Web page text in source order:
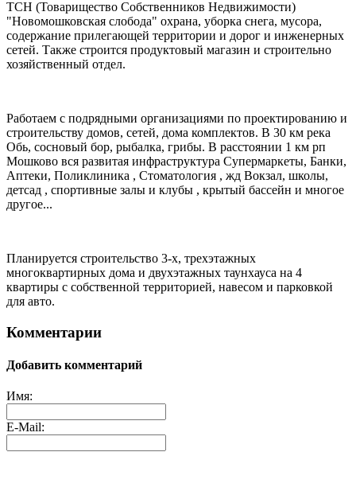
ТСН (Товарищество Собственников Недвижимости)
"Новомошковская слобода" охрана, уборка снега, мусора,
содержание прилегающей территории и дорог и инженерных
сетей. Также строится продуктовый магазин и строительно
хозяйственный отдел.
Работаем с подрядными организациями по проектированию и
строительству домов, сетей, дома комплектов. В 30 км река
Обь, сосновый бор, рыбалка, грибы. В расстоянии 1 км рп
Мошково вся развитая инфраструктура Супермаркеты, Банки,
Аптеки, Поликлиника , Стоматология , жд Вокзал, школы,
детсад , спортивные залы и клубы , крытый бассейн и многое
другое...
Планируется строительство 3-х, трехэтажных
многоквартирных дома и двухэтажных таунхауса на 4
квартиры с собственной территорией, навесом и парковкой
для авто.
Комментарии
Добавить комментарий
Имя:
E-Mail: